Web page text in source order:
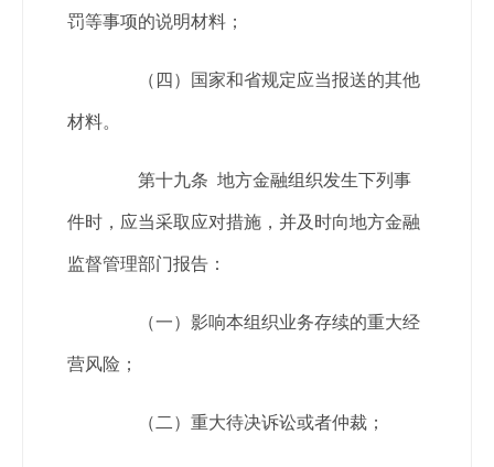
罚等事项的说明材料；
（四）国家和省规定应当报送的其他
材料。
第十九条 地方金融组织发生下列事
件时，应当采取应对措施，并及时向地方金融
监督管理部门报告：
（一）影响本组织业务存续的重大经
营风险；
（二）重大待决诉讼或者仲裁；